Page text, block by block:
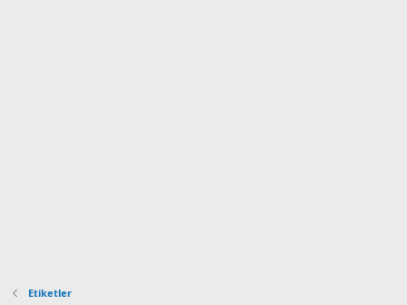
Etiketler